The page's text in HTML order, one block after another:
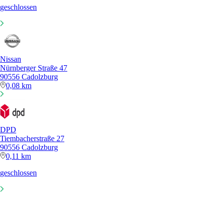
geschlossen
Nissan
Nürnberger Straße 47
90556 Cadolzburg
0,08 km
DPD
Tiembacherstraße 27
90556 Cadolzburg
0,11 km
geschlossen